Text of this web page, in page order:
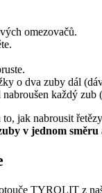
omezovačů.
o dva zuby dál
každý zub
to, jak nabrousit
v jednom směru
TYROLIT z